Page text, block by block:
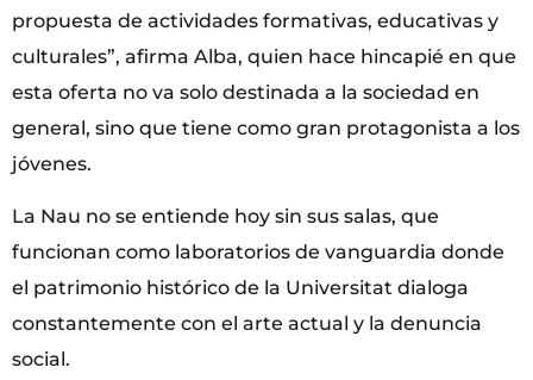
propuesta de actividades formativas, educativas y
culturales”, afirma Alba, quien hace hincapié en que
esta oferta no va solo destinada a la sociedad en
general, sino que tiene como gran protagonista a los
jóvenes.
La Nau no se entiende hoy sin sus salas, que
funcionan como laboratorios de vanguardia donde
el patrimonio histórico de la Universitat dialoga
constantemente con el arte actual y la denuncia
social.